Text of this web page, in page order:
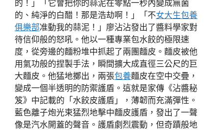
的！」「它會把你的蒜泥在零點一秒內變成無菌
的、純淨的白醋！那是浩劫啊！」「不女大生包養
俱樂部准動我的蒜泥！」廖沾沾發出了醬料學家對
待信仰般的怒吼。他以一種專業包水餃的極限速
度，從旁邊的麵粉堆中抓起了兩團麵皮。麵皮被他
用氣功般的捏製手法，瞬間擴大成直徑三公尺的巨
大麵皮。他猛地擲出，兩張包養麵皮在空中交疊，
變成一個半透明的防禦護盾。這就是家傳《沾醬秘
笈》中記載的「水餃皮護盾」，薄韌而充滿彈性。
藍色離子炮光束猛烈地擊中麵皮護盾，發出了一聲
像是汽水開蓋的聲音。護盾劇烈震動，但奇蹟般地